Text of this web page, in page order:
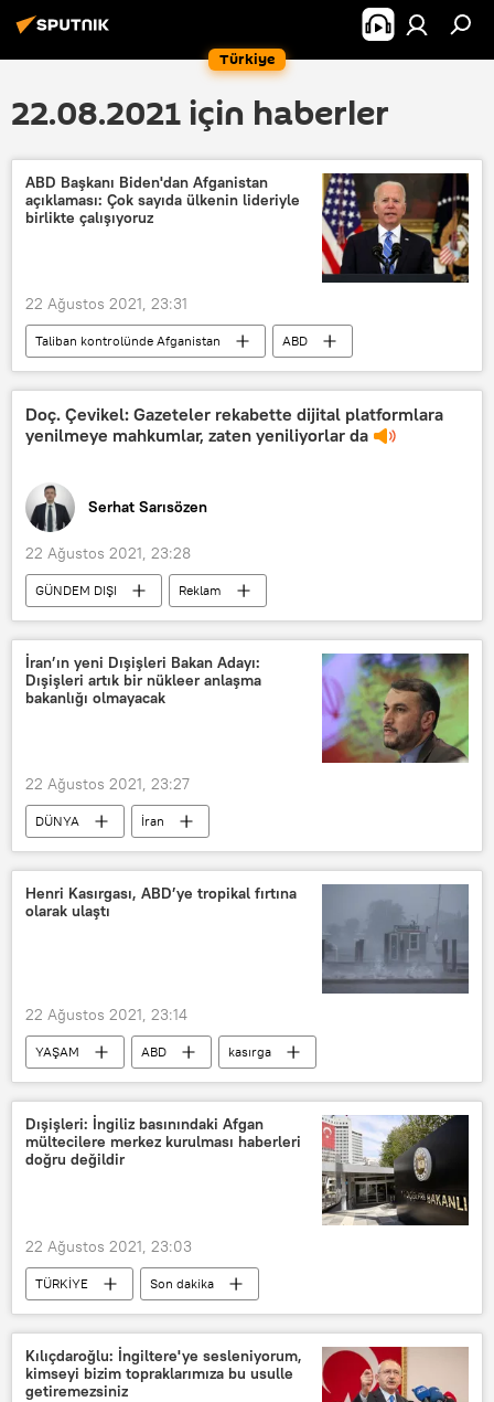
Türkiye
22.08.2021 için haberler
ABD Başkanı Biden'dan Afganistan
açıklaması: Çok sayıda ülkenin lideriyle
birlikte çalışıyoruz
22 Ağustos 2021, 23:31
Taliban kontrolünde Afganistan
ABD
Joe Biden
Afganistan
Doç. Çevikel: Gazeteler rekabette dijital platformlara
yenilmeye mahkumlar, zaten yeniliyorlar da
Serhat Sarısözen
22 Ağustos 2021, 23:28
GÜNDEM DIŞI
Reklam
Gazetecilik
Radyo
Internet
RADYO
İran’ın yeni Dışişleri Bakan Adayı:
Dışişleri artık bir nükleer anlaşma
bakanlığı olmayacak
22 Ağustos 2021, 23:27
DÜNYA
İran
Hüseyin Emir Abdullahiyan
İran nükleer anlaşması
Henri Kasırgası, ABD’ye tropikal fırtına
olarak ulaştı
22 Ağustos 2021, 23:14
YAŞAM ABD
kasırga
tropikal kasırga
Dışişleri: İngiliz basınındaki Afgan
mültecilere merkez kurulması haberleri
doğru değildir
22 Ağustos 2021, 23:03
TÜRKİYE
Son dakika
Dışişleri Bakanlığı
Kamp
Afgan sığınmacı
Kılıçdaroğlu: İngiltere'ye sesleniyorum,
kimseyi bizim topraklarımıza bu usulle
getiremezsiniz